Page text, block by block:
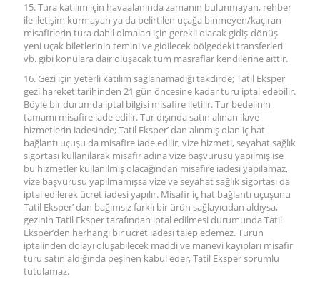
15. Tura katılım için havaalanında zamanın bulunmayan, rehber
ile iletişim kurmayan ya da belirtilen uçağa binmeyen/kaçıran
misafirlerin tura dahil olmaları için gerekli olacak gidiş-dönüş
yeni uçak biletlerinin temini ve gidilecek bölgedeki transferleri
vb. gibi konulara dair oluşacak tüm masraflar kendilerine aittir.
16. Gezi için yeterli katılım sağlanamadığı takdirde; Tatil Eksper
gezi hareket tarihinden 21 gün öncesine kadar turu iptal edebilir.
Böyle bir durumda iptal bilgisi misafire iletilir. Tur bedelinin
tamamı misafire iade edilir. Tur dışında satın alınan ilave
hizmetlerin iadesinde; Tatil Eksper’ dan alınmış olan iç hat
bağlantı uçuşu da misafire iade edilir, vize hizmeti, seyahat sağlık
sigortası kullanılarak misafir adına vize başvurusu yapılmış ise
bu hizmetler kullanılmış olacağından misafire iadesi yapılamaz,
vize başvurusu yapılmamışsa vize ve seyahat sağlık sigortası da
iptal edilerek ücret iadesi yapılır. Misafir iç hat bağlantı uçuşunu
Tatil Eksper’ dan bağımsız farklı bir ürün sağlayıcıdan aldıysa,
gezinin Tatil Eksper tarafından iptal edilmesi durumunda Tatil
Eksper’den herhangi bir ücret iadesi talep edemez. Turun
iptalinden dolayı oluşabilecek maddi ve manevi kayıpları misafir
turu satın aldığında peşinen kabul eder, Tatil Eksper sorumlu
tutulamaz.